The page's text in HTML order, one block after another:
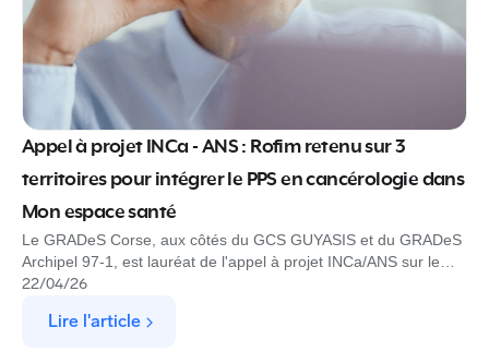
Appel à projet INCa - ANS : Rofim retenu sur 3
territoires pour intégrer le PPS en cancérologie dans
Mon espace santé
Le GRADeS Corse, aux côtés du GCS GUYASIS et du GRADeS
Archipel 97-1, est lauréat de l'appel à projet INCa/ANS sur le
Programme Personnalisé de Soins en cancérologie. Rofim est
dans Mon espace santé.
22/04/26
Lire l'article